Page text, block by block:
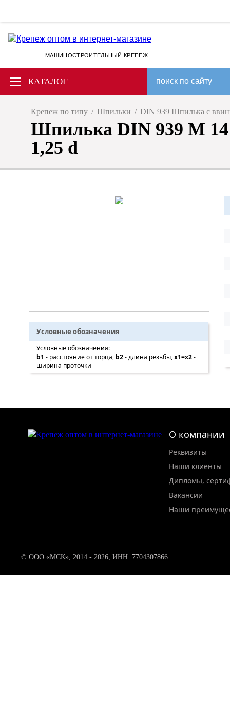
МАШИНОСТРОИТЕЛЬНЫЙ КРЕПЕЖ
КАТАЛОГ поиск по сайту
Крепеж по типу / Шпильки / DIN 939 Шпилька с
Шпилька DIN 939 M 14
1,25 d
Условные обозначения
Условные обозначения:
b1 - расстояние от торца, b2- длина резьбы,x1=x2-
ширина проточки
О компании
Реквизиты
Наши клиенты
Дипломы,
Вакансии
Наши
© ООО «МСК», 2014 - 2026, ИНН: 7704307866